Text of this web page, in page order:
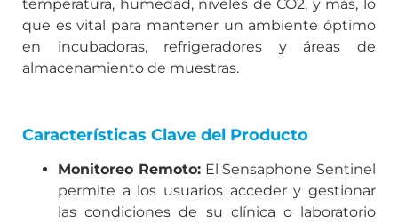
temperatura, humedad, niveles de CO2, y más, lo
que es vital para mantener un ambiente óptimo
en incubadoras, refrigeradores y áreas de
almacenamiento de muestras.
Características Clave del Producto
Monitoreo Remoto:El Sensaphone Sentinel
permite a los usuarios acceder y gestionar
las condiciones de su clínica o laboratorio